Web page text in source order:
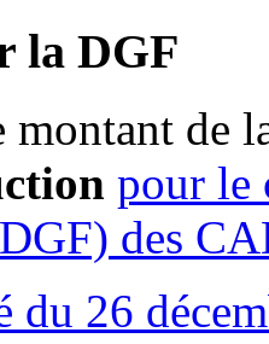
la DGF
montant de
pour le
des
du 26